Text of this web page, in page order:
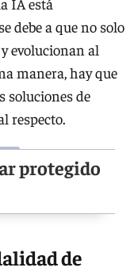
debe a que no solo
evolucionan al
manera, hay que
soluciones de
respecto.
protegido
de